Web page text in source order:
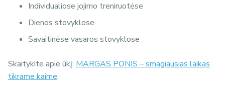
Individualiose jojimo treniruotėse
Dienos stovyklose
Savaitinėse vasaros stovyklose
Skaitykite apie ūkį: MARGAS PONIS – smagiausias laikas
tikrame kaime.